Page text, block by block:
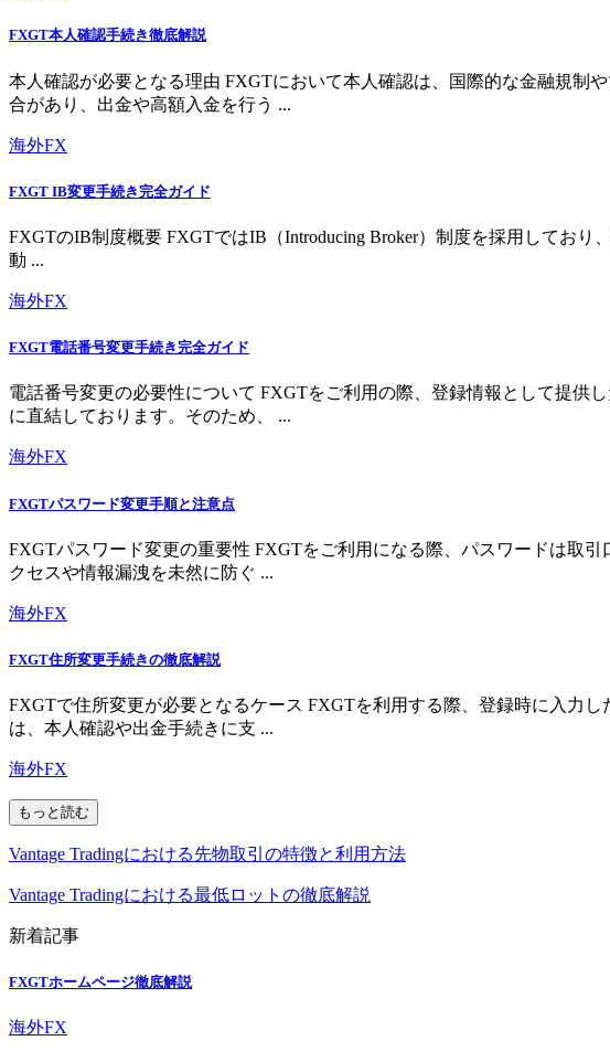
FXGT本人確認手続き徹底解説
本人確認が必要となる理由 FXGTにおいて本人確認は、国際的な金融規制
合があり、出金や高額入金を行う ...
海外FX
FXGT IB変更手続き完全ガイド
FXGTのIB制度概要 FXGTではIB（Introducing Broker）制度を採用してお
動 ...
海外FX
FXGT電話番号変更手続き完全ガイド
電話番号変更の必要性について FXGTをご利用の際、登録情報として提供
に直結しております。そのため、 ...
海外FX
FXGTパスワード変更手順と注意点
FXGTパスワード変更の重要性 FXGTをご利用になる際、パスワードは取
クセスや情報漏洩を未然に防ぐ ...
海外FX
FXGT住所変更手続きの徹底解説
FXGTで住所変更が必要となるケース FXGTを利用する際、登録時に入力
は、本人確認や出金手続きに支 ...
海外FX
もっと読む
Vantage Tradingにおける先物取引の特徴と利用方法
Vantage Tradingにおける最低ロットの徹底解説
新着記事
FXGTホームページ徹底解説
海外FX